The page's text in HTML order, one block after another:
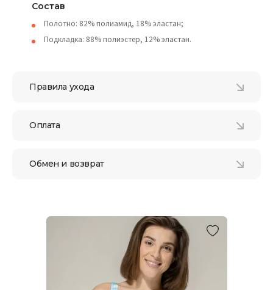
Состав
Полотно: 82% полиамид, 18% эластан;
Подкладка: 88% полиэстер, 12% эластан.
Правила ухода
Оплата
Обмен и возврат